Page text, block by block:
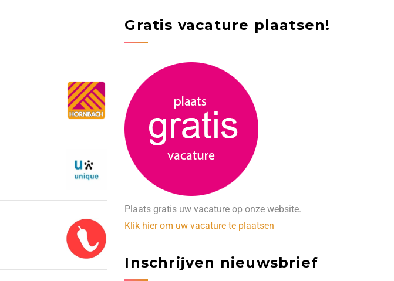
Gratis vacature plaatsen!
Plaats gratis uw vacature op onze website.
Klik hier om uw vacature te plaatsen
Inschrijven nieuwsbrief